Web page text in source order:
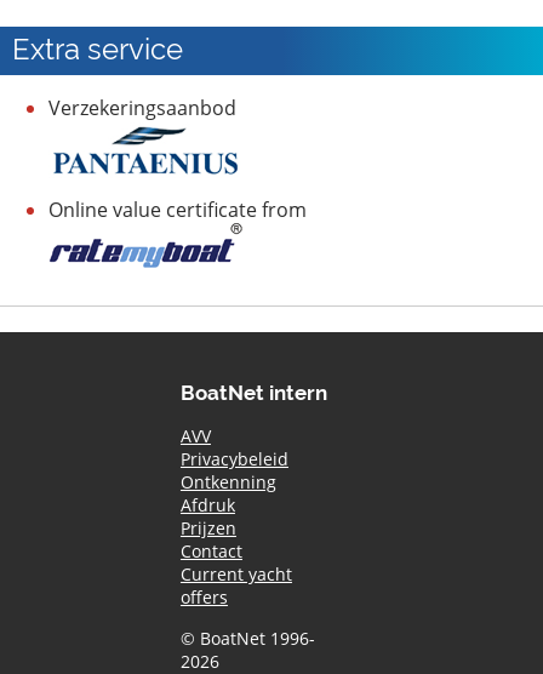
Extra service
Verzekeringsaanbod
Online value certificate from
BoatNet intern
AVV
Privacybeleid
Ontkenning
Afdruk
Prijzen
Contact
Current yacht
offers
© BoatNet 1996-
2026